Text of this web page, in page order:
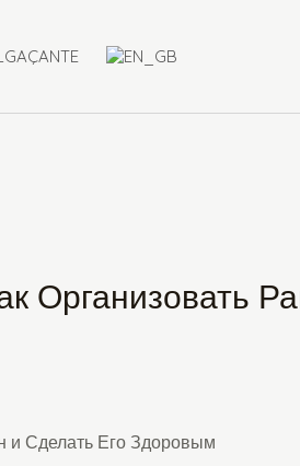
Организовать
и Сделать Его Здоровым